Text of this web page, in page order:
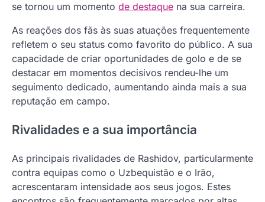
se tornou um momento de destaque na sua carreira.
As reações dos fãs às suas atuações frequentemente
refletem o seu status como favorito do público. A sua
capacidade de criar oportunidades de golo e de se
destacar em momentos decisivos rendeu-lhe um
seguimento dedicado, aumentando ainda mais a sua
reputação em campo.
Rivalidades e a sua importância
As principais rivalidades de Rashidov, particularmente
contra equipas como o Uzbequistão e o Irão,
acrescentaram intensidade aos seus jogos. Estes